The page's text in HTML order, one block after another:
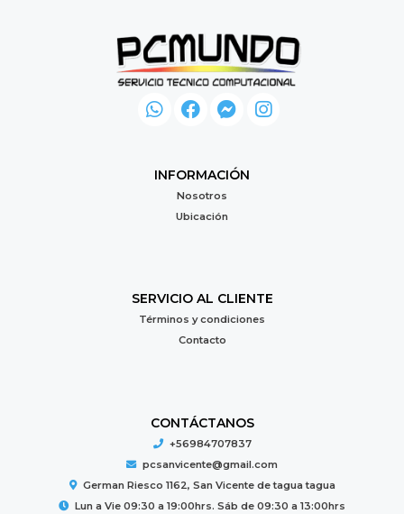
INFORMACIÓN
Nosotros
Ubicación
SERVICIO AL CLIENTE
Términos y condiciones
Contacto
CONTÁCTANOS
+56984707837
pcsanvicente@gmail.com
German Riesco 1162, San Vicente de tagua tagua
Lun a Vie 09:30 a 19:00hrs. Sáb de 09:30 a 13:00hrs